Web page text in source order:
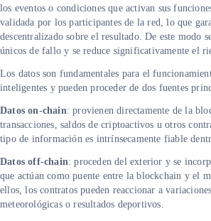
los eventos o condiciones que activan sus
validada por los participantes de la red, lo que
descentralizado sobre el resultado. De este modo
únicos de fallo y se reduce significativamente el
Los datos son fundamentales para el
inteligentes y pueden proceder de dos fuentes
Datos on-chain: provienen directamente de la
transacciones, saldos de criptoactivos u otros
tipo de información es intrínsecamente fiable
Datos off-chain: proceden del exterior y se
que actúan como puente entre la blockchain y el
ellos, los contratos pueden reaccionar a
meteorológicas o resultados deportivos.